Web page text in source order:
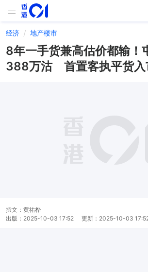
经济 地产楼市
8年一手货兼高估价都输！
388万沽 首置客执平货入
撰文： 黄祐桦
出版： 2025-10-03 17:52 更新： 2025-10-03